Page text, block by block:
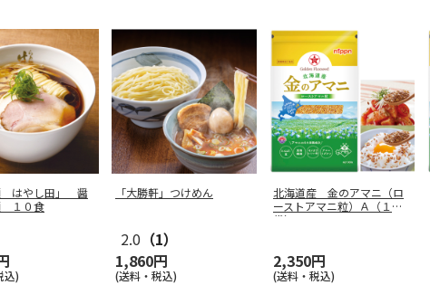
はやし田」 醤
１０食
込)
「大勝軒」つけめん
2.0 （1）
1,860円
(送料・税込)
北海道産 金のアマニ（ロ
ーストアマニ粒）Ａ（１
袋）
2,350円
(送料・税込)